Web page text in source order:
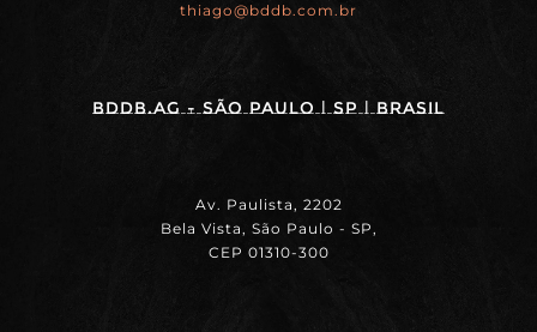
thiago@bddb.com.br
BDDB.ag - SÃO PAULO | SP | BRASIL
Av. Paulista, 2202
Bela Vista, São Paulo - SP,
CEP 01310-300